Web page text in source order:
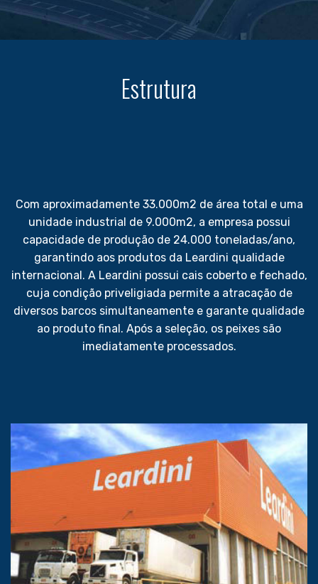
Estrutura
Com aproximadamente 33.000m2 de área total e uma
unidade industrial de 9.000m2, a empresa possui
capacidade de produção de 24.000 toneladas/ano,
garantindo aos produtos da Leardini qualidade
internacional. A Leardini possui cais coberto e fechado,
cuja condição priveligiada permite a atracação de
diversos barcos simultaneamente e garante qualidade
ao produto final. Após a seleção, os peixes são
imediatamente processados.